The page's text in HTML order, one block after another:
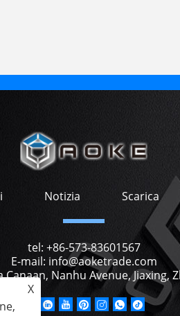
Notizia Scarica
tel: +86-573-83601567
E-mail: info@aoketrade.com
Canaan, Nanhu Avenue, Jiaxing,
X